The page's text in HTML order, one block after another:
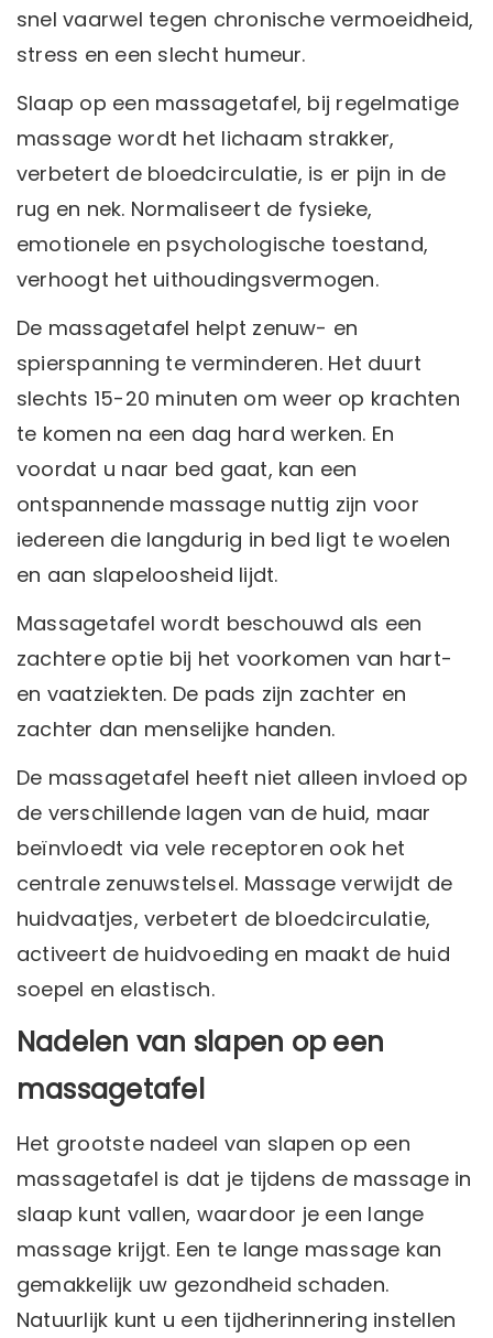
snel vaarwel tegen chronische vermoeidheid,
stress en een slecht humeur.
Slaap op een massagetafel, bij regelmatige
massage wordt het lichaam strakker,
verbetert de bloedcirculatie, is er pijn in de
rug en nek. Normaliseert de fysieke,
emotionele en psychologische toestand,
verhoogt het uithoudingsvermogen.
De massagetafel helpt zenuw- en
spierspanning te verminderen. Het duurt
slechts 15-20 minuten om weer op krachten
te komen na een dag hard werken. En
voordat u naar bed gaat, kan een
ontspannende massage nuttig zijn voor
iedereen die langdurig in bed ligt te woelen
en aan slapeloosheid lijdt.
Massagetafel wordt beschouwd als een
zachtere optie bij het voorkomen van hart-
en vaatziekten. De pads zijn zachter en
zachter dan menselijke handen.
De massagetafel heeft niet alleen invloed op
de verschillende lagen van de huid, maar
beïnvloedt via vele receptoren ook het
centrale zenuwstelsel. Massage verwijdt de
huidvaatjes, verbetert de bloedcirculatie,
activeert de huidvoeding en maakt de huid
soepel en elastisch.
Nadelen van slapen op een
massagetafel
Het grootste nadeel van slapen op een
massagetafel is dat je tijdens de massage in
slaap kunt vallen, waardoor je een lange
massage krijgt. Een te lange massage kan
gemakkelijk uw gezondheid schaden.
Natuurlijk kunt u een tijdherinnering instellen